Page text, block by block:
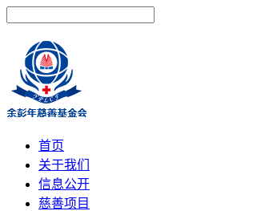
首页
关于我们
信息公开
慈善项目